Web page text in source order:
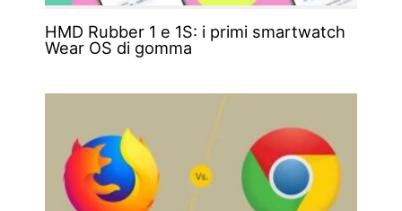
HMD Rubber 1 e 1S: i primi smartwatch
Wear OS di gomma